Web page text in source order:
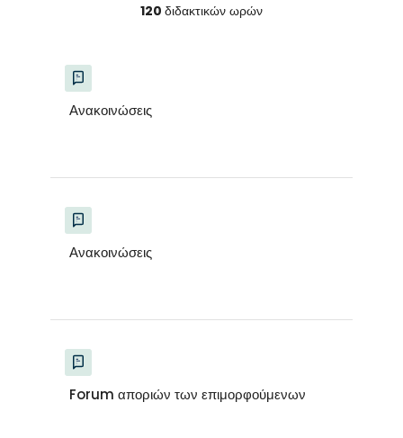
120 διδακτικών ωρών
Ανακοινώσεις
Ανακοινώσεις
Forum αποριών των επιμορφούμενων